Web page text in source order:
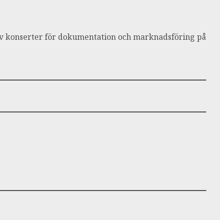
konserter för dokumentation och marknadsföring på